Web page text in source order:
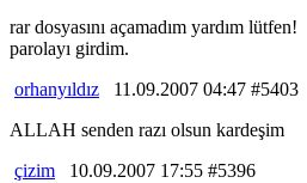
rar dosyasını açamadım yardım lütfen!
parolayı girdim.
orhanyıldız 11.09.2007 04:47 #5403
ALLAH senden razı olsun kardeşim
çizim 10.09.2007 17:55 #5396